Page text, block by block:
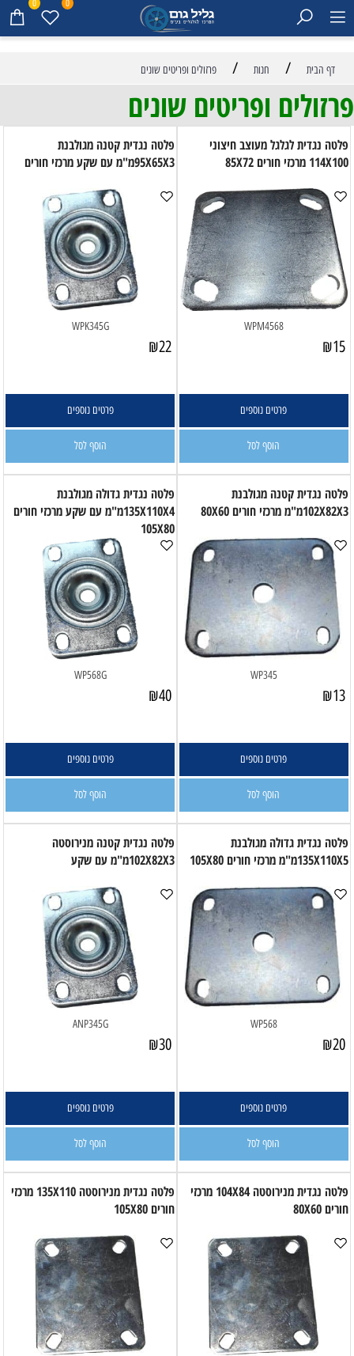
0 0
דף הבית / חנות / פרזולים ופריטים שונים
פרזולים ופריטים שונים
פלטה נגדית לגלגל מעוצב חיצוני
114X100 מרכזי חורים 85X72
WPM4568
₪15
פרטים נוספים
הוסף לסל
פלטה נגדית קטנה מגולבנת
95X65X3מ"מ עם שקע מרכזי חורים
WPK345G
₪22
פרטים נוספים
הוסף לסל
פלטה נגדית קטנה מגולבנת
102X82X3מ"מ מרכזי חורים 80X60
WP345
₪13
פרטים נוספים
הוסף לסל
פלטה נגדית גדולה מגולבנת
135X110X4מ"מ עם שקע מרכזי חורים
105X80
WP568G
₪40
פרטים נוספים
הוסף לסל
פלטה נגדית גדולה מגולבנת
135X110X5מ"מ מרכזי חורים 105X80
WP568
₪20
פרטים נוספים
הוסף לסל
פלטה נגדית קטנה מנירוסטה
102X82X3מ"מ עם שקע
ANP345G
₪30
פרטים נוספים
הוסף לסל
פלטה נגדית מנירוסטה 104X84 מרכזי
חורים 80X60
פלטה נגדית מנירוסטה 135X110 מרכזי
חורים 105X80